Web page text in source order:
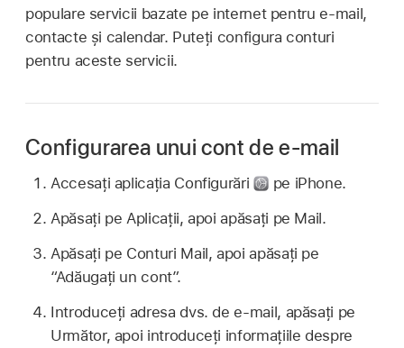
populare servicii bazate pe internet pentru e-mail,
contacte și calendar. Puteți configura conturi
pentru aceste servicii.
Configurarea unui cont de e-mail
Accesați aplicația Configurări
pe iPhone.
Apăsați pe Aplicații, apoi apăsați pe Mail.
Apăsați pe Conturi Mail, apoi apăsați pe
“Adăugați un cont”.
Introduceți adresa dvs. de e‑mail, apăsați pe
Următor, apoi introduceți informațiile despre